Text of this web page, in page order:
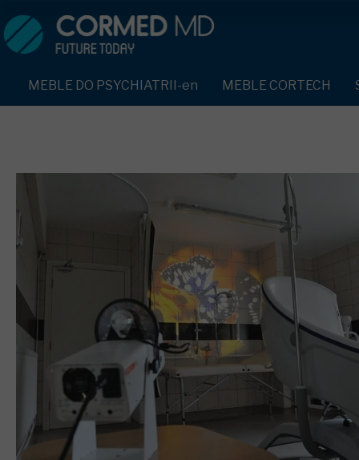
MEBLE DO PSYCHIATRII-en
DOSTAWKA SZPITALNA-en
KRZESŁA POLIPROPYLENOWE-en
SZAFKI PRZYŁÓŻKOWE-en
MEBLE PIANKOWE FEEK
MEBLE BEHAWIORALNE-en
MEBLE WIĘZIENNE-en
OBUDOWA OCHRONNA TV
OSŁONA GRZEJNIKA
MEBLE CORTECH
MEBLE DO PSYCHIATRII-en
DOSTAWKA SZPITALNA-en
KRZESŁA POLIPROPYLENOWE-en
SZAFY UBRANIOWE Z LAMINATU-en
SZAFKI PRZYŁÓŻKOWE-en
MEBLE BEHAWIORALNE-en
MEBLE WIĘZIENNE-en
SPRZĘT DO PSYCHIATRII
OCHRANIACZ NA DŁONIE-
KASK OCHRONNY-en
MASKA PRZECIW
BODYFIX OCHRONNA
KAMIZELKA
FOTEL
ARMATURA